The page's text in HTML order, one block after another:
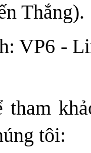
Thắng).
VP6 -
tham
tôi: